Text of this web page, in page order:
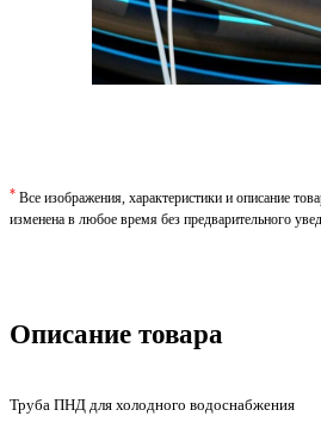
* Все изображения, характеристики и описание
изменена в любое время без предварительного
Описание товара
Труба ПНД для холодного водоснабжения